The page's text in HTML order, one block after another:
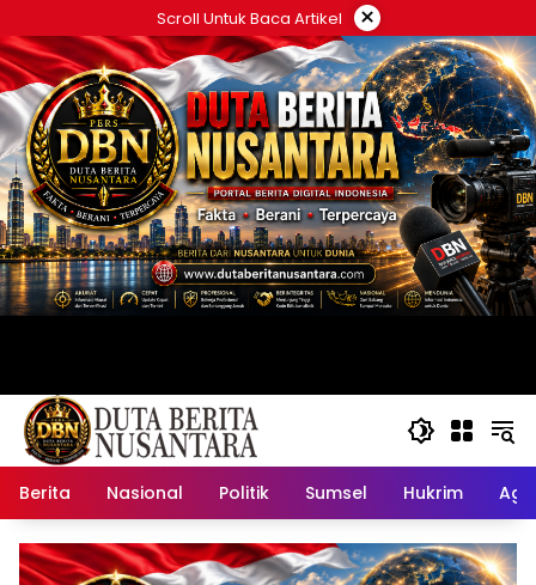
ke
konten
Scroll Untuk Baca Artikel ×
Berita Nasional Politik Sumsel Hukrim